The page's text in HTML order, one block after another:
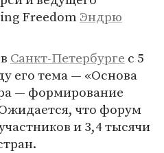
FreedomЭндрю
Санкт-Петербурге с 5
его тема — «Основа
— формирование
что форум
и 3,4 тысячи